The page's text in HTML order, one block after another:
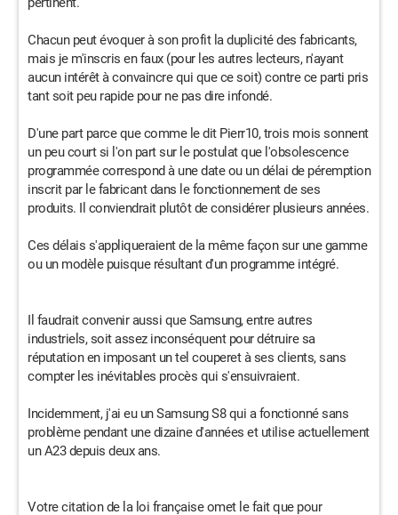
Chacun peut évoquer à son profit la duplicité des fabricants,
mais je m'inscris en faux (pour les autres lecteurs, n'ayant
aucun intérêt à convaincre qui que ce soit) contre ce parti pris
tant soit peu rapide pour ne pas dire infondé.
D'une part parce que comme le dit Pierr10, trois mois sonnent
un peu court si l'on part sur le postulat que l'obsolescence
programmée correspond à une date ou un délai de péremption
inscrit par le fabricant dans le fonctionnement de ses
produits. Il conviendrait plutôt de considérer plusieurs années.
Ces délais s'appliqueraient de la même façon sur une gamme
ou un modèle puisque résultant d'un programme intégré.
Il faudrait convenir aussi que Samsung, entre autres
industriels, soit assez inconséquent pour détruire sa
réputation en imposant un tel couperet à ses clients, sans
compter les inévitables procès qui s'ensuivraient.
Incidemment, j'ai eu un Samsung S8 qui a fonctionné sans
problème pendant une dizaine d'années et utilise actuellement
un A23 depuis deux ans.
Votre citation de la loi française omet le fait que pour